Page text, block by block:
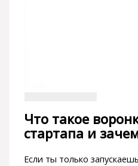
Что такое
стартапа и
Если ты только